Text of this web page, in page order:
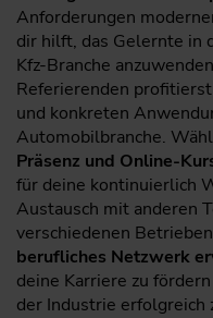
Anforderungen
dir hilft, das Gelernte in
Kfz-Branche
Referierenden
und konkreten
Automobilbranche.
Präsenz und Online-
für deine kontinuierlich
Austausch mit anderen
verschiedenen
berufliches Netzwerk
deine Karriere zu
der Industrie erfolgreich